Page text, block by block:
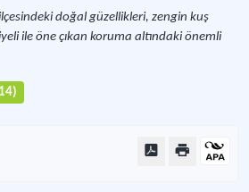
doğal güzellikleri, zengin kuş
ile öne çıkan koruma altındaki önemli